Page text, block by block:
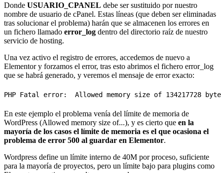
Donde USUARIO_CPANEL debe ser sustituido por nuestro
nombre de usuario de cPanel. Estas líneas (que deben ser eliminadas
tras solucionar el problema) harán que se almacenen los errores en
un fichero llamado error_log dentro del directorio raíz de nuestro
servicio de hosting.
Una vez activo el registro de errores, accedemos de nuevo a
Elementor y forzamos el error, tras esto abrimos el fichero error_log
que se habrá generado, y veremos el mensaje de error exacto:
En este ejemplo el problema venía del límite de memoria de
WordPress (Allowed memory size of...), y es cierto que en la
mayoría de los casos el límite de memoria es el que ocasiona el
problema de error 500 al guardar en Elementor.
Wordpress define un límite interno de 40M por proceso, suficiente
para la mayoría de proyectos, pero un límite bajo para plugins como